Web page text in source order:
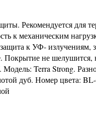
Рекомендуется для
к механическим
к УФ- излучениям,
Покрытие не шелушится,
Terra Strong.
дуб. Номер цвета: